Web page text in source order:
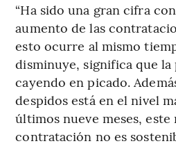
“Ha sido una gran cifra
aumento de las
esto ocurre al mismo
disminuye, significa que
cayendo en picado.
despidos está en el nivel
últimos nueve meses,
contratación no es